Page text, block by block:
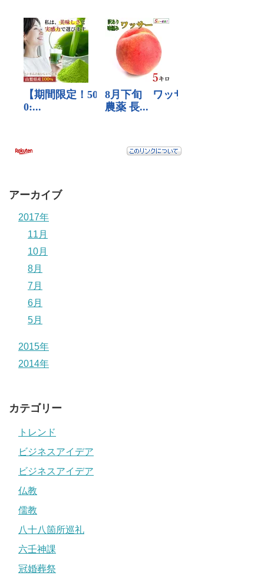
アーカイブ
2017年
11月
10月
8月
7月
6月
5月
2015年
2014年
カテゴリー
トレンド
ビジネスアイデア
ビジネスアイデア
仏教
儒教
八十八箇所巡礼
六壬神課
冠婚葬祭